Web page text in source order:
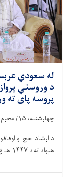
له سعودي
د وروستي
پروسه پای ته
چهارشنبه، ۱۵/ محرم
د ارشاد، حج او
هېواد ته د۱۴۴۷ هـ ق،